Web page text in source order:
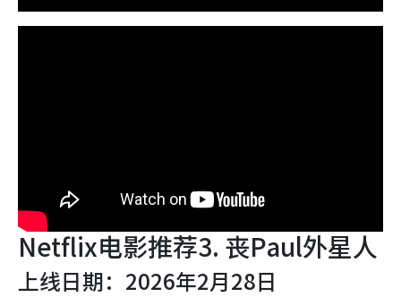
Netflix电影推荐3. 丧Paul外星人
上线日期：2026年2月28日